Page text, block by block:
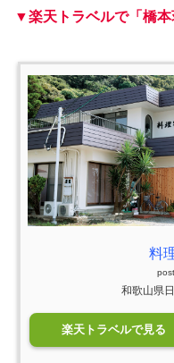
▼楽天トラベルで「橋
料
和歌山県
楽天トラベルで見る